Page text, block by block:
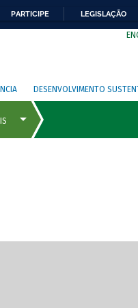
PARTICIPE LEGISLAÇÃO
DESENVOLVIMENTO
de